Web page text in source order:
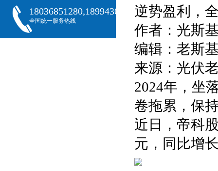
18036851280,18994301288,18068407382
全国统一服务热线
逆势盈利，
作者：光斯
编辑：老斯
来源：光伏
2024年，坐
卷拖累，保
近日，帝科
元，同比增